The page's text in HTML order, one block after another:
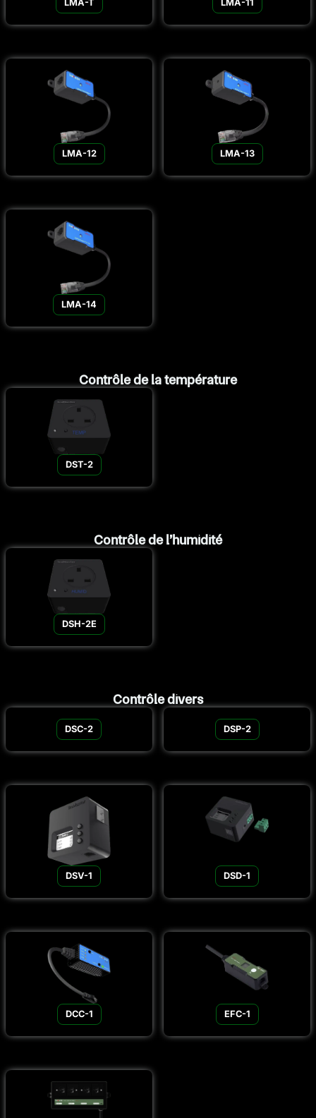
LMA-T LMA-11
LMA-12 LMA-13
LMA-14
Contrôle de la température
DST-2
Contrôle de l’humidité
DSH-2E
Contrôle divers
DSC-2 DSP-2
DSV-1 DSD-1
DCC-1 EFC-1